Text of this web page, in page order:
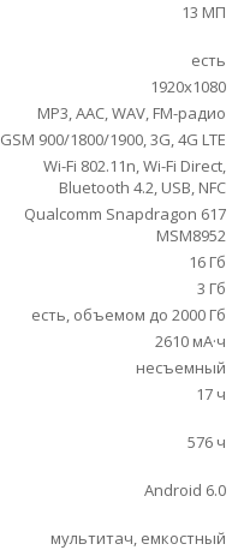
13 МП
есть
1920x1080
MP3, AAC, WAV, FM-радио
GSM 900/1800/1900, 3G, 4G LTE
Wi-Fi 802.11n, Wi-Fi Direct,
Bluetooth 4.2, USB, NFC
Qualcomm Snapdragon 617
MSM8952
16 Гб
3 Гб
есть, объемом до 2000 Гб
2610 мА·ч
несъемный
17 ч
576 ч
Android 6.0
мультитач, емкостный